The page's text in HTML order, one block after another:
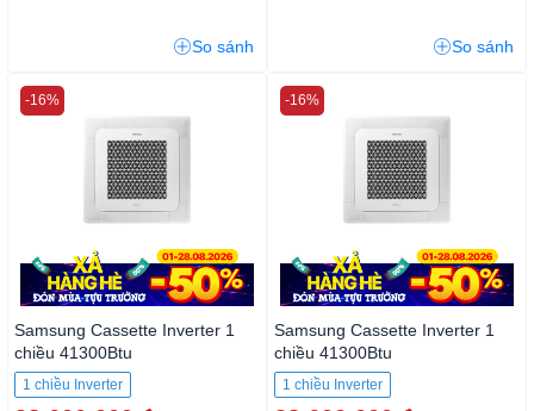
So sánh So sánh
Samsung Cassette Inverter 1
chiều 41300Btu
AC120TN4DKC/EA
1 chiều Inverter
-16%
Samsung Cassette Inverter 1
chiều 41300Btu
AC120TN4DKC3/EA 3 pha
1 chiều Inverter
-16%